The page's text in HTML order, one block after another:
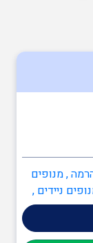
, מנופים
ניידים ,